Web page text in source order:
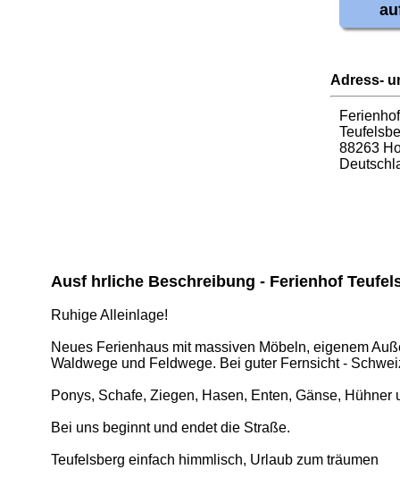
Adress-
88263
Ausf hrliche Beschreibung - Ferienhof
Ruhige Alleinlage!
Neues Ferienhaus mit massiven Möbeln, eigenem
Waldwege und Feldwege. Bei guter Fernsicht -
Ponys, Schafe, Ziegen, Hasen, Enten, Gänse,
Bei uns beginnt und endet die Straße.
Teufelsberg einfach himmlisch, Urlaub zum träumen